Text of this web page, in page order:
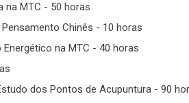
na MTC - 50 horas
Chinês - 10 horas
na MTC - 40 horas
dos Pontos de Acupuntura - 90